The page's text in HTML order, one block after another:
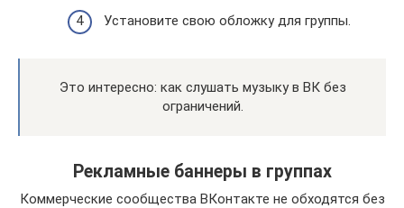
Установите свою обложку для группы.
Это интересно: как слушать музыку в ВК без
ограничений.
Рекламные баннеры в группах
Коммерческие сообщества ВКонтакте не обходятся без